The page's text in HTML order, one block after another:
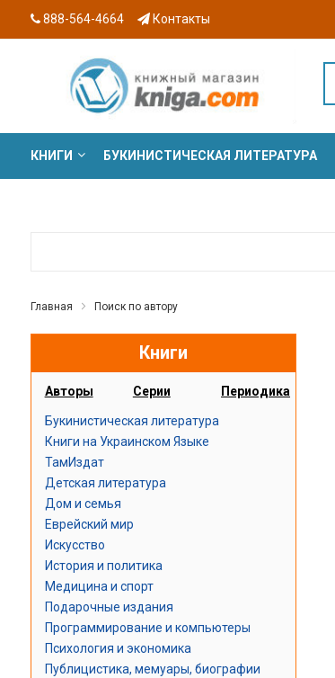
888-564-4664 Контакты
КНИГИ БУКИНИСТИЧЕСКАЯ ЛИТЕРАТУРА
Главная Поиск по автору
Книги
Авторы Серии Периодика
Букинистическая литература
Книги на Украинском Языке
ТамИздат
Детская литература
Дом и семья
Еврейский мир
Искусство
История и политика
Медицина и спорт
Подарочные издания
Программирование и компьютеры
Психология и экономика
Публицистика, мемуары, биографии